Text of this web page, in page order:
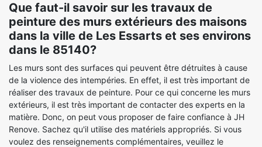
Que faut-il savoir sur les travaux de
peinture des murs extérieurs des maisons
dans la ville de Les Essarts et ses environs
dans le 85140?
Les murs sont des surfaces qui peuvent être détruites à cause
de la violence des intempéries. En effet, il est très important de
réaliser des travaux de peinture. Pour ce qui concerne les murs
extérieurs, il est très important de contacter des experts en la
matière. Donc, on peut vous proposer de faire confiance à JH
Renove. Sachez qu'il utilise des matériels appropriés. Si vous
voulez des renseignements complémentaires, veuillez le